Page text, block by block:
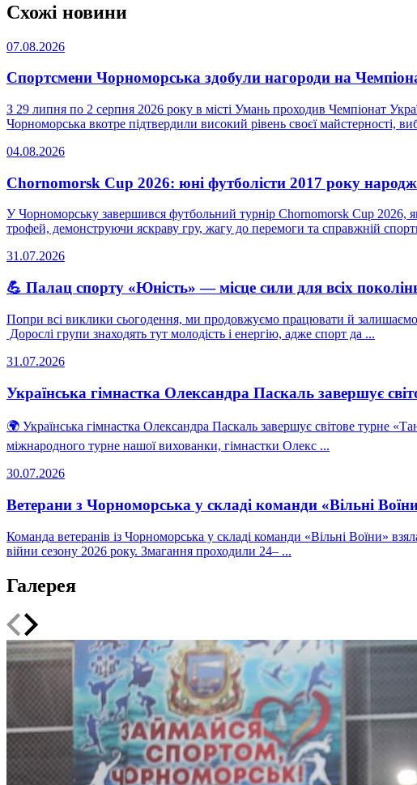
Схожі новини
07.08.2026
Спортсмени Чорноморська здобули нагороди на
З 29 липня по 2 серпня 2026 року в місті Умань проходив Чемпіонат
Чорноморська вкотре підтвердили високий рівень своєї майстерності,
04.08.2026
Chornomorsk Cup 2026: юні футболісти 2017 року
У Чорноморську завершився футбольний турнір Chornomorsk Cup 2026,
трофей, демонструючи яскраву гру, жагу до перемоги та справжній
31.07.2026
💪 Палац спорту «Юність» — місце сили для всіх
Попри всі виклики сьогодення, ми продовжуємо працювати й
Дорослі групи знаходять тут молодість і енергію, адже спорт да ...
31.07.2026
Українська гімнастка Олександра Паскаль завершує
🌍 Українська гімнастка Олександра Паскаль завершує світове турне
міжнародного турне нашої вихованки, гімнастки Олекс ...
30.07.2026
Ветерани з Чорноморська у складі команди «Вільні
Команда ветеранів із Чорноморська у складі команди «Вільні Воїни»
війни сезону 2026 року. Змагання проходили 24– ...
Галерея